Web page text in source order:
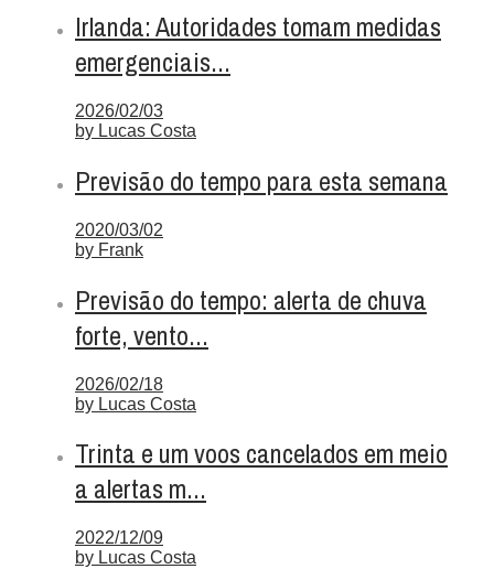
Irlanda: Autoridades tomam medidas
emergenciais...
2026/02/03
by Lucas Costa
Previsão do tempo para esta semana
2020/03/02
by Frank
Previsão do tempo: alerta de chuva
forte, vento...
2026/02/18
by Lucas Costa
Trinta e um voos cancelados em meio
a alertas m...
2022/12/09
by Lucas Costa